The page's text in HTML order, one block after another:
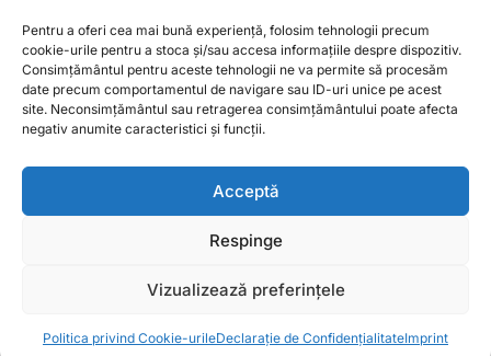
Pentru a oferi cea mai bună experiență, folosim tehnologii precum
cookie-urile pentru a stoca și/sau accesa informațiile despre dispozitiv.
Consimțământul pentru aceste tehnologii ne va permite să procesăm
date precum comportamentul de navigare sau ID-uri unice pe acest
site. Neconsimțământul sau retragerea consimțământului poate afecta
negativ anumite caracteristici și funcții.
Acceptă
Respinge
Vizualizează preferințele
Politica privind Cookie-urileDeclarație de ConfidențialitateImprint
Cont
Contul meu
Favorite
Magazin
Contact
© 2026 SolGarden. Toate drepturile rezervate.
Acasă Categorii Coș Favorite Cont